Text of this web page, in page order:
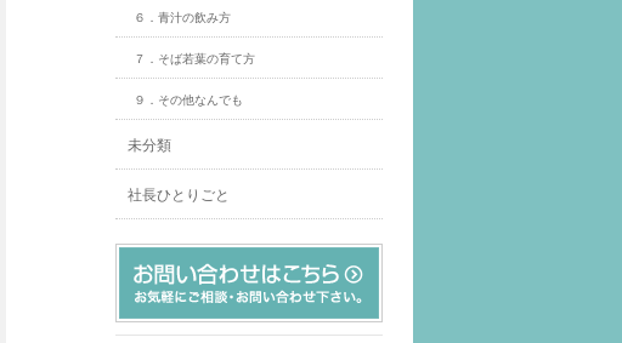
６．青汁の飲み方
７．そば若葉の育て方
９．その他なんでも
未分類
社長ひとりごと